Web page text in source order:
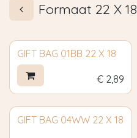
Formaat 22 X 18
GIFT BAG 01BB 22 X 18
€ 2,89
GIFT BAG 04WW 22 X 18